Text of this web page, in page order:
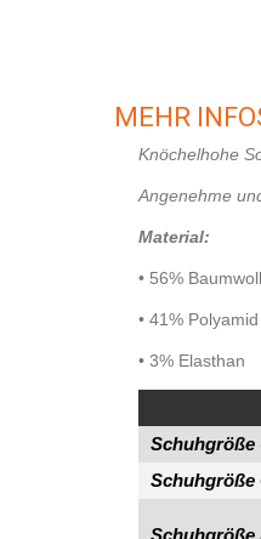
MEHR
Knöchelhohe
Angenehme
Material:
• 56%
• 41% Polyamid
• 3% Elasthan
Schuhgröße
Schuhgröße
Schuhgröße